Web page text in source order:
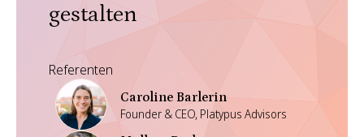
gestalten
Referenten
Caroline Barlerin
Founder & CEO, Platypus Advisors